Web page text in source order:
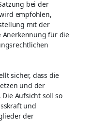
bei der
empfohlen,
mit der
Anerkennung für die
sicher, dass die
und der
Aufsicht soll so
und
der